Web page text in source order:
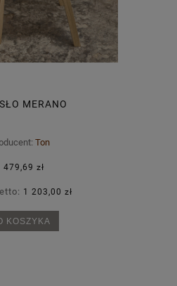
MERANO
Ton
479,69 zł
1 203,00 zł
KOSZYKA